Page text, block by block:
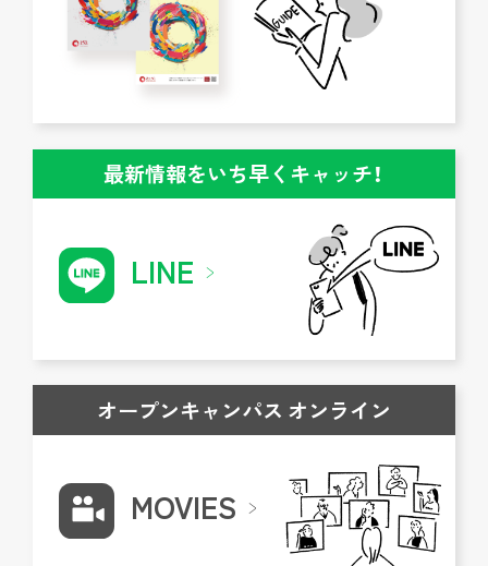
最新情報をいち早くキャッチ！
LINE
オープンキャンパス オンライン
MOVIES